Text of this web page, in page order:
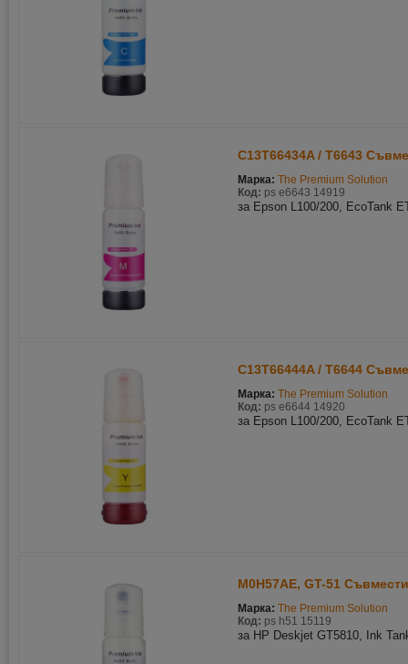
C13T66434A / T6643
Марка: The Premium Solution
Код: ps e6643 14919
за Epson L100/200, EcoTank
C13T66444A / T6644
Марка: The Premium Solution
Код: ps e6644 14920
за Epson L100/200, EcoTank
M0H57AE, GT-51
Марка: The Premium Solution
Код: ps h51 15119
за HP Deskjet GT5810, Ink